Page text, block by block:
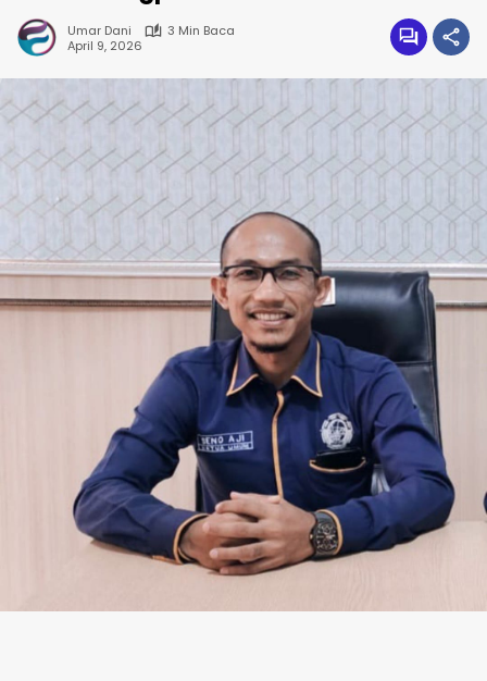
Umar Dani
3 Min Baca
April 9, 2026